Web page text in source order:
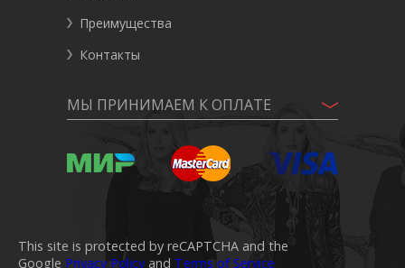
Преимущества
Контакты
МЫ ПРИНИМАЕМ К ОПЛАТЕ
This site is protected by reCAPTCHA and the
Google Privacy Policy and Terms of Service